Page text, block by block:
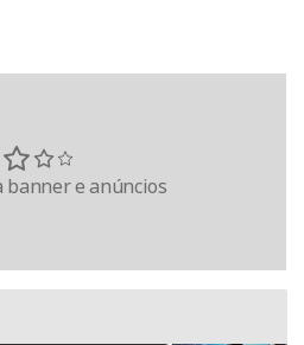
banner e anúncios